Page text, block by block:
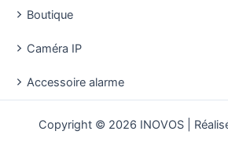
Boutique
Caméra IP
Accessoire alarme
Copyright © 2026 INOVOS |